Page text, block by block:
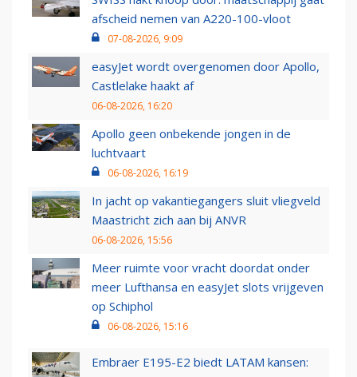
afscheid nemen van A220-100-vloot
07-08-2026, 9:09
easyJet wordt overgenomen door Apollo,
Castlelake haakt af
06-08-2026, 16:20
Apollo geen onbekende jongen in de
luchtvaart
06-08-2026, 16:19
In jacht op vakantiegangers sluit vliegveld
Maastricht zich aan bij ANVR
06-08-2026, 15:56
Meer ruimte voor vracht doordat onder
meer Lufthansa en easyJet slots vrijgeven
op Schiphol
06-08-2026, 15:16
Embraer E195-E2 biedt LATAM kansen: